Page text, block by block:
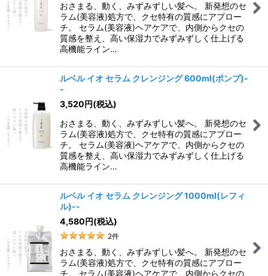
おさまる、動く、みずみずしい髪へ。 新発想のセ
ラム(美容液)処方で、クセ特有の質感にアプロー
チ。 セラム(美容液)ヘアケアで、内側からクセの
質感を整え、高い保湿力でみずみずしく仕上げる
高機能ライン…
ルベル イオ セラム クレンジング 600ml(ポンプ)-
-
3,520円(税込)
おさまる、動く、みずみずしい髪へ。 新発想のセ
ラム(美容液)処方で、クセ特有の質感にアプロー
チ。 セラム(美容液)ヘアケアで、内側からクセの
質感を整え、高い保湿力でみずみずしく仕上げる
高機能ライン…
ルベル イオ セラム クレンジング 1000ml(レフィ
ル)--
4,580円(税込)
2件
おさまる、動く、みずみずしい髪へ。 新発想のセ
ラム(美容液)処方で、クセ特有の質感にアプロー
チ。 セラム(美容液)ヘアケアで、内側からクセの